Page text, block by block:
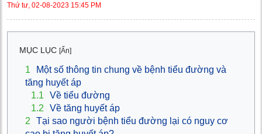
Thứ tư, 02-08-2023 15:45 PM
MỤC LỤC [Ẩn]
1
Một số thông tin chung về bệnh tiểu đường và
tăng huyết áp
1.1
Về tiểu đường
1.2
Về tăng huyết áp
2
Tại sao người bệnh tiểu đường lại có nguy cơ